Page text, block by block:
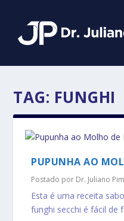
TAG: FUNGHI
PUPUNHA AO
Postado por Dr. Juliano
Esta é uma receita
funghi secchi é fácil de